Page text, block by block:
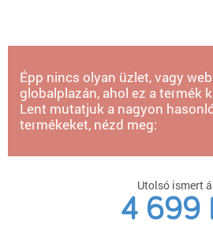
Épp nincs olyan üzlet, vagy
globalplazán, ahol ez a termék
Lent mutatjuk a nagyon
termékeket, nézd meg:
Utolsó ismert
4 699